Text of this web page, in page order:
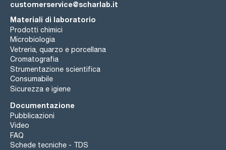
customerservice@scharlab.it
Materiali di laboratorio
Prodotti chimici
Microbiologia
Vetreria, quarzo e porcellana
Cromatografia
Strumentazione scientifica
Consumabile
Sicurezza e igiene
Documentazione
Pubblicazioni
Video
FAQ
Schede tecniche - TDS